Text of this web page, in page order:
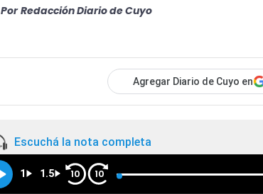
Por Redacción Diario de Cuyo
Agregar Diario de Cuyo en
Escuchá la nota completa
1 1.5 10 10